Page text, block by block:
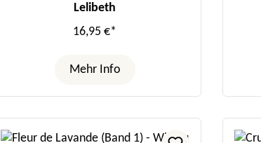
Lelibeth
16,95 €*
Mehr Info